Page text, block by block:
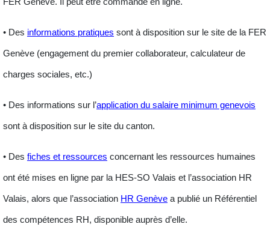
FER Genève. Il peut être commandé en ligne.
• Des informations pratiques sont à disposition sur le site de la FER
Genève (engagement du premier collaborateur, calculateur de
charges sociales, etc.)
• Des informations sur l’application du salaire minimum genevois
sont à disposition sur le site du canton.
• Des fiches et ressources concernant les ressources humaines
ont été mises en ligne par la HES-SO Valais et l’association HR
Valais, alors que l’association HR Genève a publié un Référentiel
des compétences RH, disponible auprès d’elle.